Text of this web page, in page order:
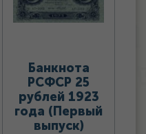
Банкнота
РСФСР 25
рублей 1923
года (Первый
выпуск)